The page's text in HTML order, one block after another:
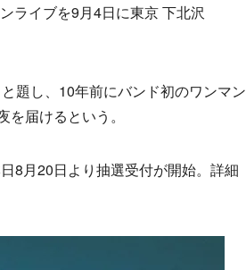
ライブを9月4日に東京 下北沢
題し、10年前にバンド初のワンマン
届けるという。
8月20日より抽選受付が開始。詳細